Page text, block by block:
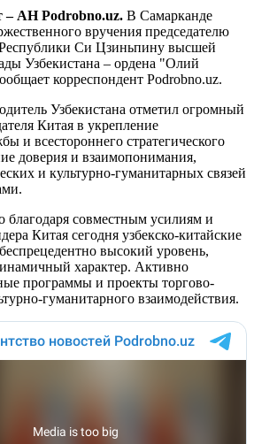
– АН Podrobno.uz. В Самарканде
вручения председателю
Си Цзиньпину высшей
Узбекистана – ордена "Олий
корреспондент Podrobno.uz.
Узбекистана отметил огромный
Китая в укрепление
и всестороннего стратегического
доверия и взаимопонимания,
и культурно-гуманитарных связей
благодаря совместным усилиям и
Китая сегодня узбекско-китайские
высокий уровень,
характер. Активно
программы и проекты торгово-
гуманитарного взаимодействия.